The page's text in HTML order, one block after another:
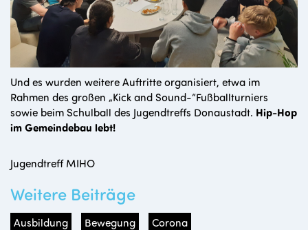
Und es wurden weitere Auftritte organisiert, etwa im
Rahmen des großen „Kick and Sound-“Fußballturniers
sowie beim Schulball des Jugendtreffs Donaustadt. Hip-Hop
im Gemeindebau lebt!
Jugendtreff MIHO
Weitere Beiträge
Ausbildung Bewegung
Corona